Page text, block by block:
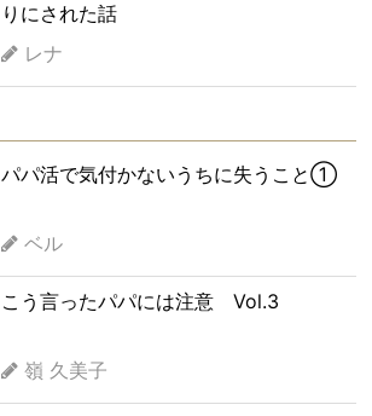
りにされた話
レナ
パパ活で気付かないうちに失うこと①
ベル
こう言ったパパには注意 Vol.3
嶺 久美子